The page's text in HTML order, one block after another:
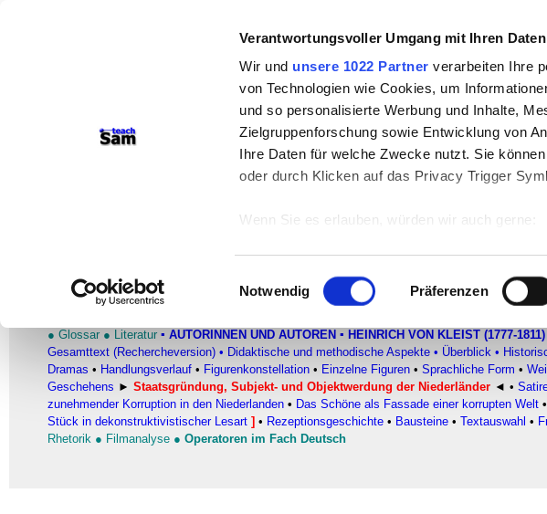
Verantwortungsvoller Umgang mit Ihren Daten
Wir und unsere 1022 Partner verarbeiten Ihre
von Technologien wie Cookies, um
und so personalisierte Werbung und Inhalte,
Zielgruppenforschung sowie Entwicklung von
Ihre Daten für welche Zwecke nutzt. Sie
oder durch Klicken auf das Privacy Trigger
Wenn Sie es erlauben, würden wir auch gerne:
Ihr Gerät durch aktives Scannen nach
Erfahren Sie mehr darüber, wie Ihre
Präferenzen imAbschnitt Einzelheitenfest.
Wir verwenden Cookies, um Inhalte und
anbieten zu können und die Zugriffe auf
Informationen zu Ihrer Verwendung unserer
und Analysen weiter. Unsere Partner führen
Einwilligungsauswahl
Notwendig Präferenzen
teachSam- Arbeitsbereiche:
Deutsch- Geschichte-Politik-
So navigiert man auf teachSam
Werbung
Interpretationsansätze
Der geschichtliche Gehalt des Lustspiels:
● Glossar ● Literatur ▪ AUTORINNEN UND AUTOREN ▪ HEINRICH VON KLEIST (1777-1811)
Gesamttext (Rechercheversion) • Didaktische und methodische Aspekte • Überblick •
Dramas • Handlungsverlauf • Figurenkonstellation • Einzelne Figuren • Sprachliche Form •
Geschehens ► Staatsgründung, Subjekt- und Objektwerdung der Niederländer ◄ •
zunehmender Korruption in den Niederlanden • Das Schöne als Fassade einer korrupten Welt •
Stück in dekonstruktivistischer Lesart ] • Rezeptionsgeschichte • Bausteine • Textauswahl •
Rhetorik ● Filmanalyse ● Operatoren im Fach Deutsch